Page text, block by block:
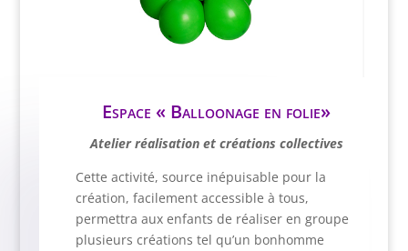
Espace « Balloonage en folie»
Atelier réalisation et créations collectives
Cette activité, source inépuisable pour la
création, facilement accessible à tous,
permettra aux enfants de réaliser en groupe
plusieurs créations tel qu’un bonhomme